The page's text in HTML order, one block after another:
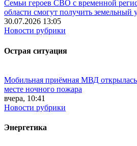
Семьи героев СВО с временной
области смогут получить земельный
30.07.2026 13:05
Новости рубрики
Острая ситуация
Мобильная приёмная МВД
месте ночного пожара
вчера, 10:41
Новости рубрики
Энергетика